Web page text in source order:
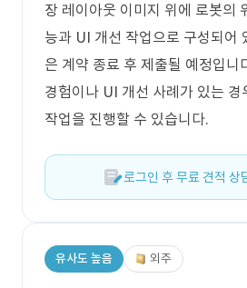
장 레이아웃 이미지 위에 로봇의
능과 UI 개선 작업으로 구성되어
은 계약 종료 후 제출될 예정입니
경험이나 UI 개선 사례가 있는 경
작업을 진행할 수 있습니다.
로그인 후 무료 견적 상
유사도 높음 외주